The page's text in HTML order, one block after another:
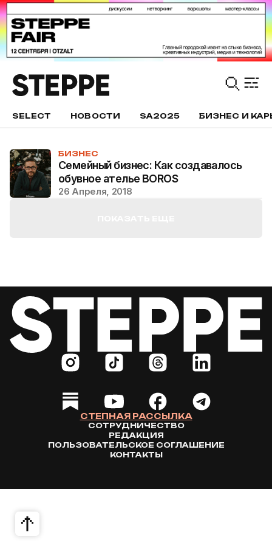
SELECT НОВОСТИ SA2025 БИЗНЕС И
БИЗНЕС
Семейный бизнес: Как создавалось
обувное ателье BOROS
26 Апреля, 2018
СТЕПНАЯ РАССЫЛКА
СОТРУДНИЧЕСТВО
РЕДАКЦИЯ
ПОЛЬЗОВАТЕЛЬСКОЕ СОГЛАШЕНИЕ
КОНТАКТЫ